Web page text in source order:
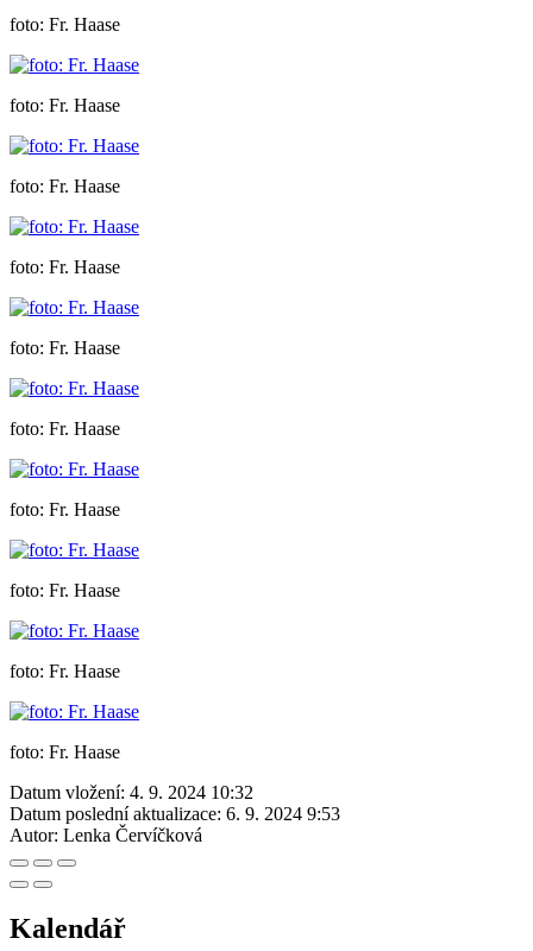
foto: Fr. Haase
foto: Fr. Haase
foto: Fr. Haase
foto: Fr. Haase
foto: Fr. Haase
foto: Fr. Haase
foto: Fr. Haase
foto: Fr. Haase
foto: Fr. Haase
foto: Fr. Haase
Datum vložení: 4. 9. 2024 10:32
Datum poslední aktualizace: 6. 9. 2024 9:53
Autor: Lenka Červíčková
Kalendář